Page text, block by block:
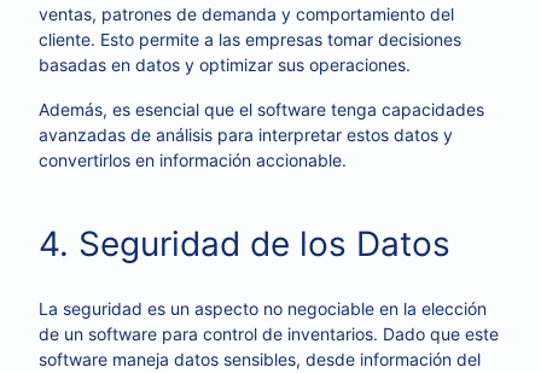
ventas, patrones de demanda y comportamiento del
cliente. Esto permite a las empresas tomar decisiones
basadas en datos y optimizar sus operaciones.
Además, es esencial que el software tenga capacidades
avanzadas de análisis para interpretar estos datos y
convertirlos en información accionable.
4. Seguridad de los Datos
La seguridad es un aspecto no negociable en la elección
de un software para control de inventarios. Dado que este
software maneja datos sensibles, desde información del